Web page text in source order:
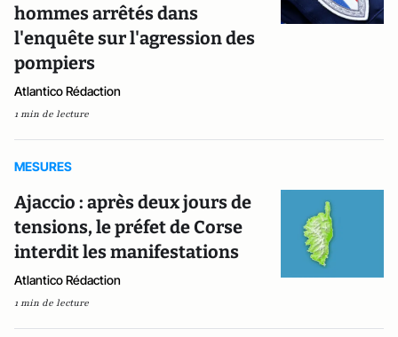
hommes arrêtés dans
l'enquête sur l'agression des
pompiers
Atlantico Rédaction
1 min de lecture
MESURES
Ajaccio : après deux jours de
tensions, le préfet de Corse
interdit les manifestations
Atlantico Rédaction
1 min de lecture